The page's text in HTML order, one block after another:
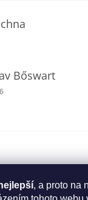
, a proto na
obchodu je 5 z 5
Bőswart
obchodu je 5 z 5